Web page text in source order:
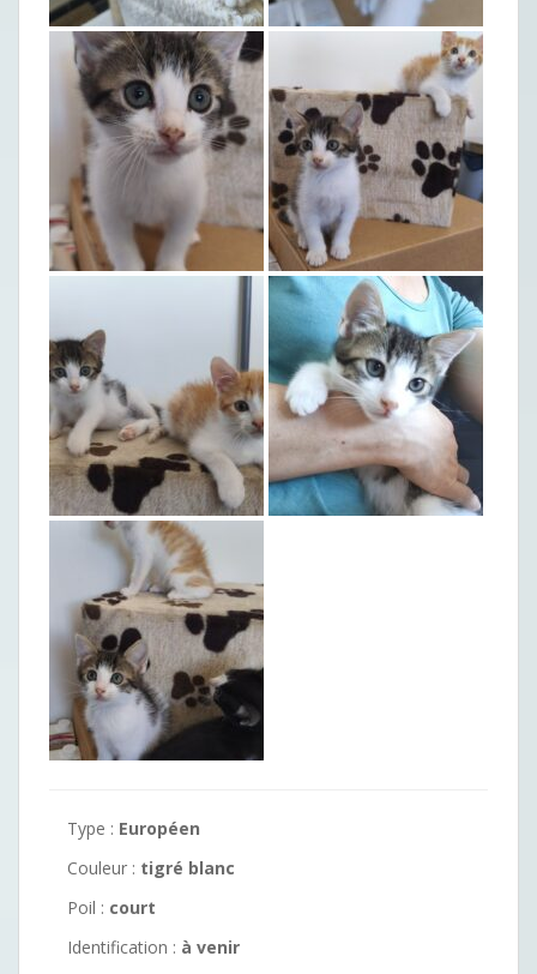
Type : Européen
Couleur : tigré blanc
Poil : court
Identification : à venir